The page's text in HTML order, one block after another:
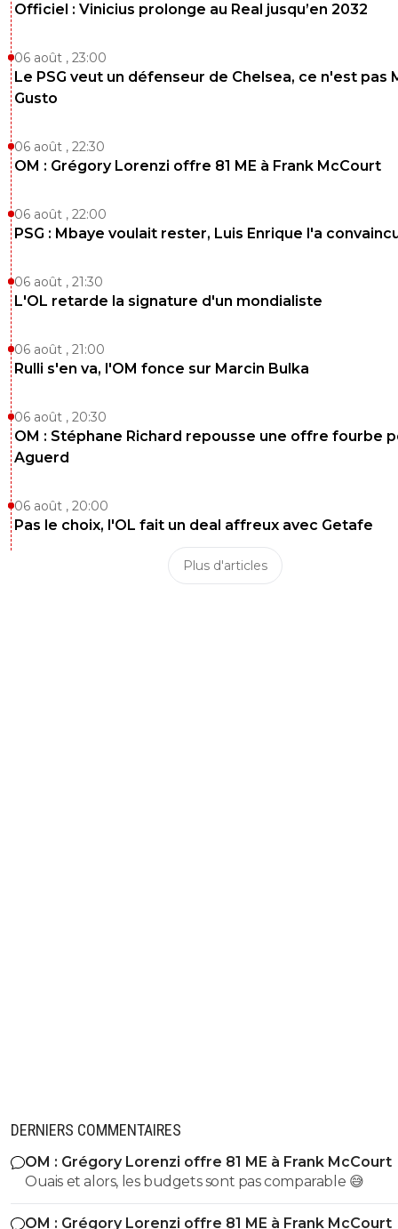
Officiel : Vinicius prolonge au Real jusqu’en 2032
06 août , 23:00
Le PSG veut un défenseur de Chelsea, ce n'est pas
Gusto
06 août , 22:30
OM : Grégory Lorenzi offre 81 ME à Frank McCourt
06 août , 22:00
PSG : Mbaye voulait rester, Luis Enrique l'a
06 août , 21:30
L'OL retarde la signature d'un mondialiste
06 août , 21:00
Rulli s'en va, l'OM fonce sur Marcin Bulka
06 août , 20:30
OM : Stéphane Richard repousse une offre fourbe
Aguerd
06 août , 20:00
Pas le choix, l'OL fait un deal affreux avec Getafe
Plus d'articles
DERNIERS COMMENTAIRES
OM : Grégory Lorenzi offre 81 ME à Frank McCourt
Ouais et alors, les budgets sont pas comparable 😅
OM : Grégory Lorenzi offre 81 ME à Frank McCourt